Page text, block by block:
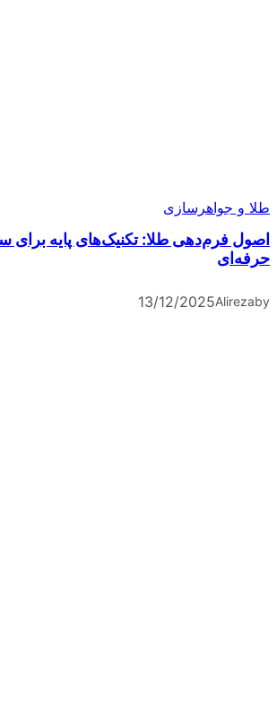
طلا و جواهرسازی
اصول فرم‌دهی طلا: تکنیک‌های پایه
حرفه‌ای
by
Alireza
13/12/2025